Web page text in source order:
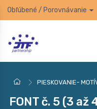
Obľúbené / Porovnávanie
PIESKOVANIE-
FONT č. 5 (3